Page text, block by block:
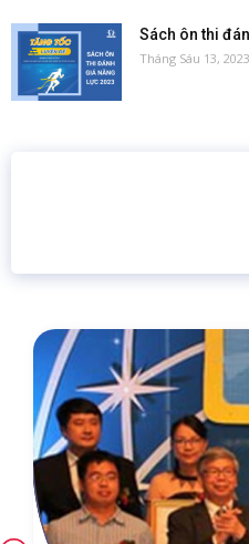
Sách ôn thi
Tháng Sáu 13, 2023